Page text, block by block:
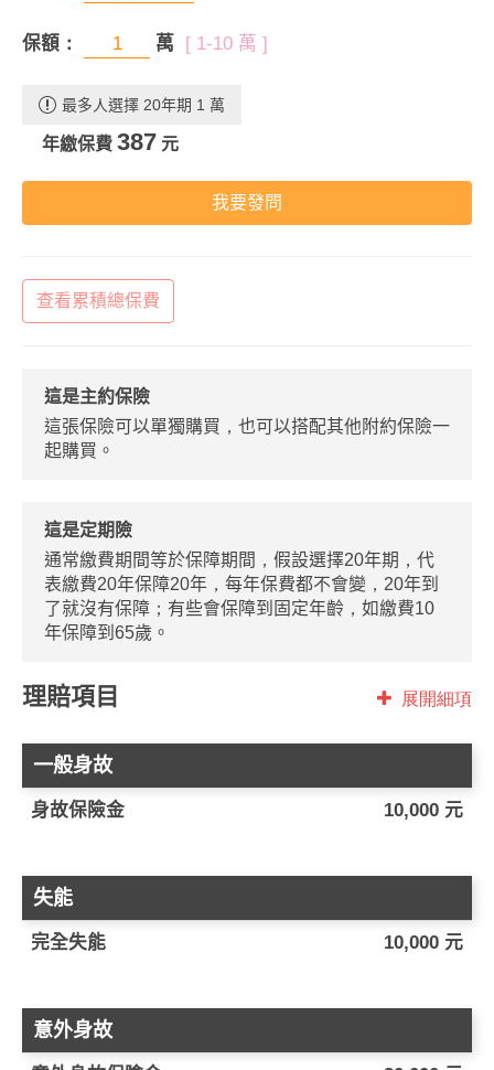
保額： 萬 [ 1-10 萬 ]
最多人選擇 20年期 1 萬
年繳保費 387 元
我要發問
查看累積總保費
這是主約保險
這張保險可以單獨購買，也可以搭配其他附約保險一
起購買。
這是定期險
通常繳費期間等於保障期間，假設選擇20年期，代
表繳費20年保障20年，每年保費都不會變，20年到
了就沒有保障；有些會保障到固定年齡，如繳費10
年保障到65歲。
理賠項目 展開細項
一般身故
身故保險金 10,000 元
失能
完全失能 10,000 元
意外身故